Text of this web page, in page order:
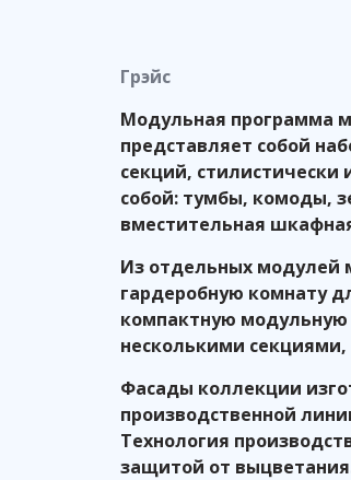
Грэйс
Модульная программа
представляет собой
секций,
собой: тумбы, комоды,
вместительная
Из отдельных модулей
гардеробную комнату
компактную модульную
несколькими
Фасады коллекции
производственной
Технология
защитой от